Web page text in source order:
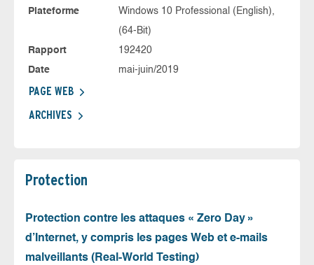
Plateforme
Windows 10 Professional (English),
(64-Bit)
Rapport
192420
Date
mai-juin/2019
PAGE WEB
ARCHIVES
Protection
Protection contre les attaques « Zero Day »
d’Internet, y compris les pages Web et e-mails
malveillants (Real-World Testing)